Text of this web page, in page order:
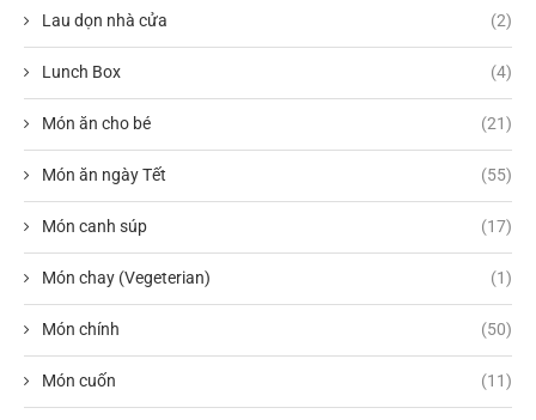
Lau dọn nhà cửa (2)
Lunch Box (4)
Món ăn cho bé (21)
Món ăn ngày Tết (55)
Món canh súp (17)
Món chay (Vegeterian) (1)
Món chính (50)
Món cuốn (11)